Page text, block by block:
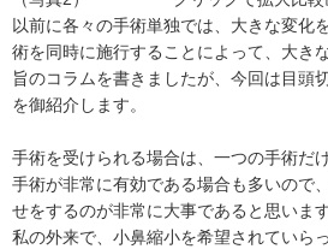
以前に各々の手術単独では、大きな変化
術を同時に施行することによって、大き
旨のコラムを書きましたが、今回は目頭
を御紹介します。
手術を受けられる場合は、一つの手術だ
手術が非常に有効である場合も多いので
せをするのが非常に大事であると思います
私の外来で、小鼻縮小を希望されていら